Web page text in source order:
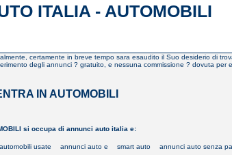
ITALIA - AUTOMOBILI
certamente in breve tempo sara esaudito il Suo desiderio di
degli annunci ? gratuito, e nessuna commissione ? dovuta per
IN AUTOMOBILI
si occupa di annunci auto italia e:
usate annunci auto e smart auto annunci auto senza